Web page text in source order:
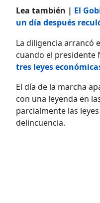
Lea también | El
un día después
La diligencia arrancó
cuando el presidente
tres leyes
El día de la marcha
con una leyenda en
parcialmente las
delincuencia.